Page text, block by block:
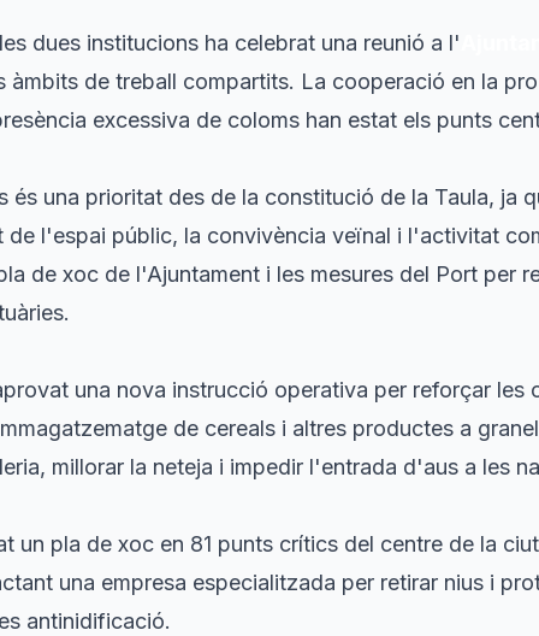
dues institucions ha celebrat una reunió a l'
àmbits de treball compartits. La cooperació en la
excessiva de coloms han estat els punts
és una prioritat des de la constitució de la Taula, ja
de l'espai públic, la convivència veïnal i l'activitat
de xoc de l'Ajuntament i les mesures del Port per
una nova instrucció operativa per reforçar les
de cereals i altres productes a
millorar la neteja i impedir l'entrada d'aus a les
un pla de xoc en 81 punts crítics del centre de la
una empresa especialitzada per retirar nius i
antinidificació.